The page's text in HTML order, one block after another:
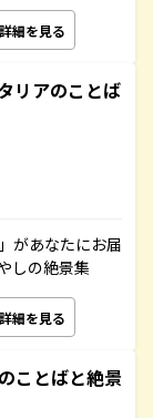
詳細を見る
リアのことば
があなたにお届
しの絶景集
詳細を見る
ことばと絶景